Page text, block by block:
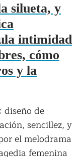
silueta, y
intimidad
cómo
y la
de
sencillez, y
el melodrama
femenina